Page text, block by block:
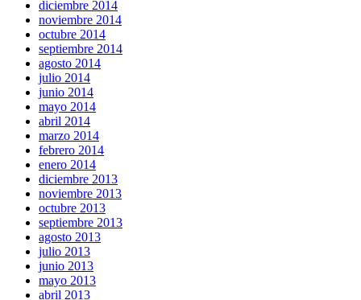
diciembre 2014
noviembre 2014
octubre 2014
septiembre 2014
agosto 2014
julio 2014
junio 2014
mayo 2014
abril 2014
marzo 2014
febrero 2014
enero 2014
diciembre 2013
noviembre 2013
octubre 2013
septiembre 2013
agosto 2013
julio 2013
junio 2013
mayo 2013
abril 2013